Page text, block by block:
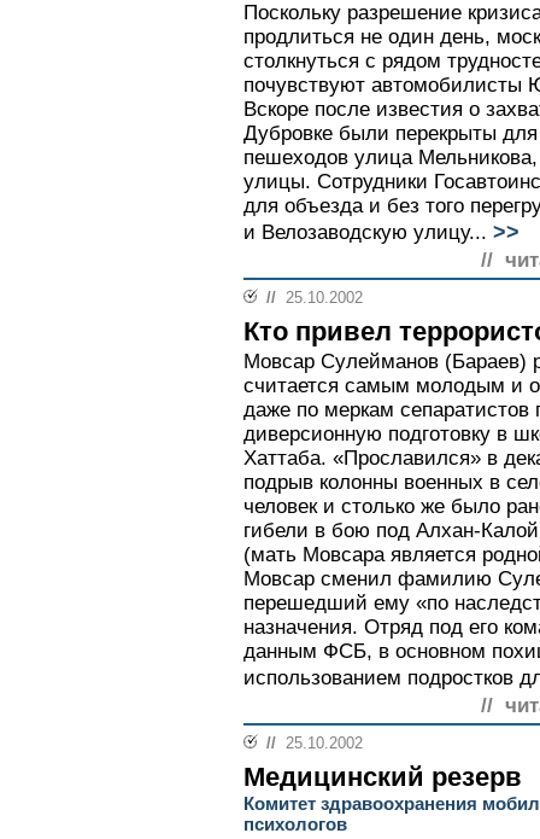
Поскольку разрешение
продлиться не один день,
столкнуться с рядом
почувствуют автомобилисты
Вскоре после известия о
Дубровке были перекрыты
пешеходов улица
улицы. Сотрудники
для объезда и без того
и Велозаводскую улицу... >>
//
// 25.10.2002
Кто привел
Мовсар Сулейманов (Бараев)
считается самым молодым и
даже по меркам
диверсионную подготовку в
Хаттаба. «Прославился» в
подрыв колонны военных в
человек и столько же было
гибели в бою под Алхан-
(мать Мовсара является
Мовсар сменил фамилию
перешедший ему «по
назначения. Отряд под его
данным ФСБ, в основном
использованием подростков
//
// 25.10.2002
Медицинский резерв
Комитет здравоохранения
психологов